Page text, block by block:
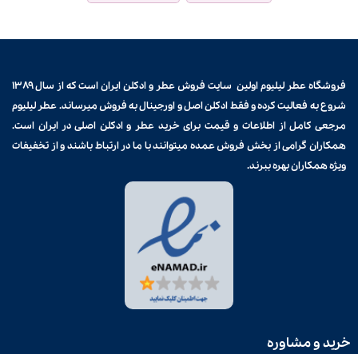
فروشگاه عطر لیلیوم اولین سایت فروشعطر و ادکلن
ایران است که از سال ۱۳۸۹
شروع به فعالیت کرده و فقط ادکلن اصل و اورجینال به فروش میرساند. عطر لیلیوم
مرجعی کامل از اطلاعات و قیمت برایخرید عطر و ادکلن اصلی در ایران است.
همکاران گرامی از بخش فروش عمده میتوانند با ما در ارتباط باشند و از تخفیفات
ویژه همکاران بهره ببرند.
خرید و مشاوره